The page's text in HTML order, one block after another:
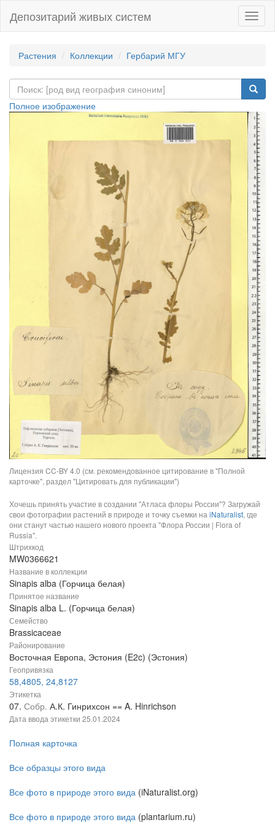
Депозитарий живых систем
Растения Коллекции Гербарий МГУ
Полное изображение
Лицензия CC-BY 4.0 (см. рекомендованное цитирование в "Полной
карточке", раздел "Цитировать для публикации")
Хочешь принять участие в создании "Атласа флоры России"? Загружай
свои фотографии растений в природе и точку съемки на iNaturalist, где
они станут частью нашего нового проекта "Флора России | Flora of
Russia".
Штрихкод
MW0366621
Название в коллекции
Sinapis alba (Горчица белая)
Принятое название
Sinapis alba L. (Горчица белая)
Семейство
Brassicaceae
Районирование
Восточная Европа, Эстония (E2c) (Эстония)
Геопривязка
58,4805, 24,8127
Этикетка
07. Собр. А.К. Гинрихсон == A. Hinrichson
Дата ввода этикетки 25.01.2024
Полная карточка
Все образцы этого вида
Все фото в природе этого вида (iNaturalist.org)
Все фото в природе этого вида (plantarium.ru)